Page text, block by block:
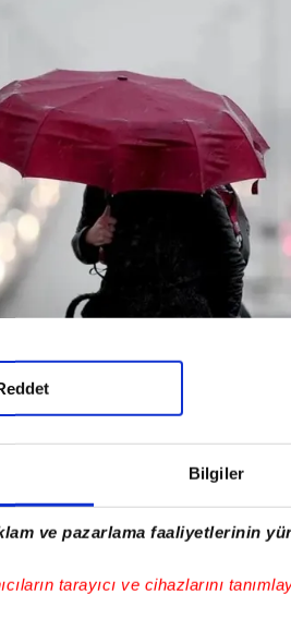
Bilgiler
ve pazarlama faaliyetlerinin
tarayıcı ve cihazlarını
GELİYOR
yurdun büyük bölümünün
kalacak. Hafta sonu ise
ve yer yer gök gürültülü